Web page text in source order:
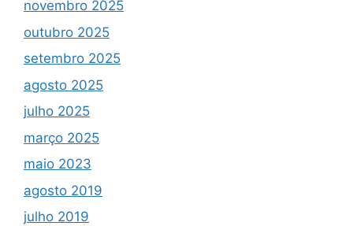
novembro 2025
outubro 2025
setembro 2025
agosto 2025
julho 2025
março 2025
maio 2023
agosto 2019
julho 2019